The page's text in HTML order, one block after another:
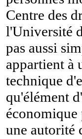
Centre des
l'Université
pas aussi
appartient à
technique
qu'élément
économique
une autorité